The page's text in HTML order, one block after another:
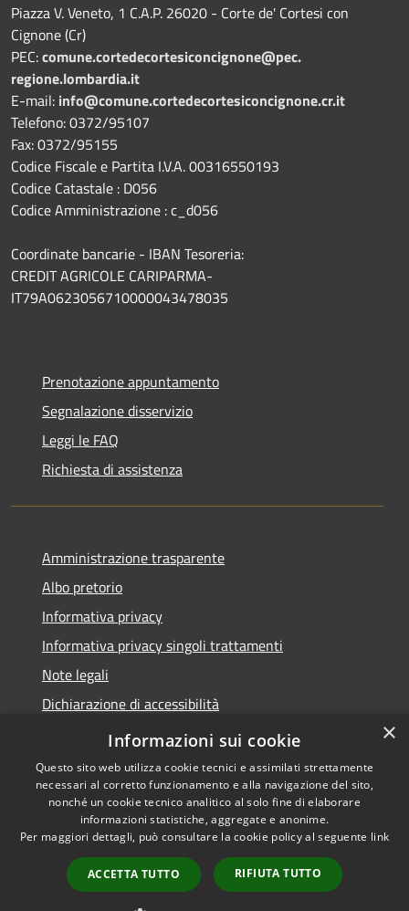
Piazza V. Veneto, 1 C.A.P. 26020 - Corte de' Cortesi con
Cignone (Cr)
PEC:comune.cortedecortesiconcignone@pec.
regione.lombardia.it
E-mail: info@comune.cortedecortesiconcignone.cr.it
Telefono: 0372/95107
Fax: 0372/95155
Codice Fiscale e Partita I.V.A. 00316550193
Codice Catastale : D056
Codice Amministrazione : c_d056
Coordinate bancarie - IBAN Tesoreria:
CREDIT AGRICOLE CARIPARMA-
IT79A0623056710000043478035
Prenotazione appuntamento
Segnalazione disservizio
Leggi le FAQ
Richiesta di assistenza
Amministrazione trasparente
Albo pretorio
Informativa privacy
Informativa privacy singoli trattamenti
Note legali
Dichiarazione di accessibilità
Obiettivi di accessibilità
Accessibilità
Copyright © 2026 • Comune di
Corte de' Cortesi con Cignone •
Powered byMunicipium
Accesso redazione
×
Informazioni sui cookie
Questo sito web utilizza cookie tecnici e assimilati strettamente
necessari al corretto funzionamento e alla navigazione del sito,
nonché un cookie tecnico analitico al solo fine di elaborare
informazioni statistiche, aggregate e anonime.
Per maggiori dettagli, può consultare la cookie policy al seguente link
ACCETTA TUTTO RIFIUTA TUTTO